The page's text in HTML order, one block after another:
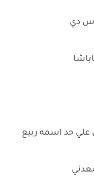
دي
علي حد اسمه ربيع